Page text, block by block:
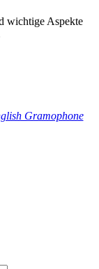
wichtige Aspekte
Gramophone